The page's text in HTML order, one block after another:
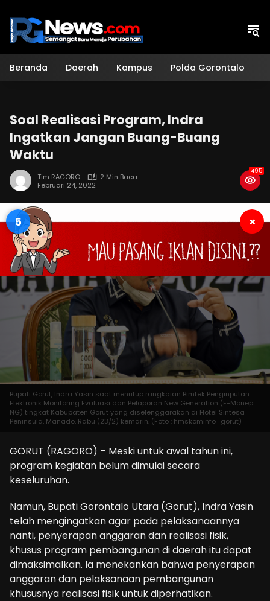
konten
Beranda Daerah Kampus Polda Gorontalo
Soal Realisasi Program, Indra
Ingatkan Jangan Buang-Buang
Waktu
Tim RAGORO
2 Min Baca
Februari 24, 2022
495
4 ×
Bupati Gorut, Indra Yasin saat menutup rangkaian Bimtek Penginputan
Elektronik Monitoring Evaluasi dan Pelaporan New Generation (E-Monep
NG) tingkat Kabupaten Gorut yang diselenggarakan di Hotel Sintesa
Peninsula, Manado, Rabu (23/2) kemarin. (Foto : hmskominfo_gorut)
GORUT (RAGORO) – Meski untuk awal tahun ini,
program kegiatan belum dimulai secara
keseluruhan.
Namun, Bupati Gorontalo Utara (Gorut), Indra Yasin
telah mengingatkan agar pada pelaksanaannya
nanti, penyerapan anggaran dan realisasi fisik,
khusus program pembangunan di daerah itu dapat
dimaksimalkan. Ia menekankan bahwa penyerapan
anggaran dan pelaksanaan pembangunan
khususnya realisasi fisik untuk diperhatikan.